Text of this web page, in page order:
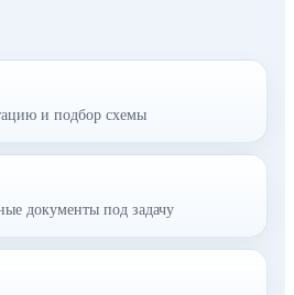
и подбор схемы
документы под задачу